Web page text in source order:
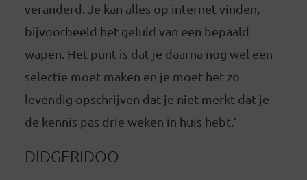
veranderd. Je kan alles op internet vinden,
bijvoorbeeld het geluid van een bepaald
wapen. Het punt is dat je daarna nog wel een
selectie moet maken en je moet het zo
levendig opschrijven dat je niet merkt dat je
de kennis pas drie weken in huis hebt.’
DIDGERIDOO